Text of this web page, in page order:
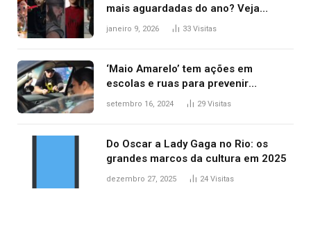
mais aguardadas do ano? Veja
principais lançamentos do cinema
janeiro 9, 2026 33 Visitas
‘Maio Amarelo’ tem ações em
escolas e ruas para prevenir
acidentes no trânsito no AP
setembro 16, 2024 29 Visitas
Do Oscar a Lady Gaga no Rio: os
grandes marcos da cultura em 2025
dezembro 27, 2025 24 Visitas